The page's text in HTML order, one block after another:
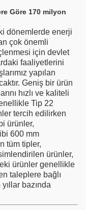
Göre 170 milyon
dönemlerde enerji
çok önemli
için devlet
faaliyetlerini
yapılan
Geniş bir ürün
hızlı ve kaliteli
Tip 22
tercih edilirken
ürünler,
600 mm
tüm tipler,
ürünler,
ürünler genellikle
taleplere bağlı
bazında